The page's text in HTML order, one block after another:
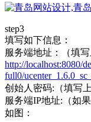
step3
填写如下信息：
服务端地址：（填
http://localhost:8080/
full0/
创始人密码:（填写
服务端IP地址:（如
如图：